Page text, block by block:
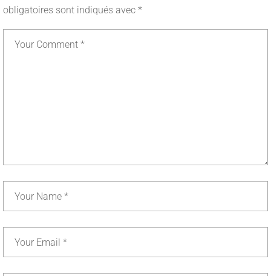
obligatoires sont indiqués avec *